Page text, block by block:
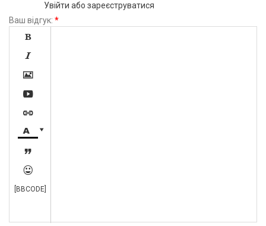
Увійти або зареєструватися
Ваш відгук: *









[BBCODE]